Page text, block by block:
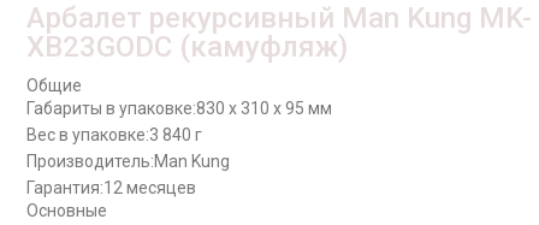
Арбалет рекурсивный Man Kung MK-
XB23GODC (камуфляж)
Общие
Габариты в упаковке:830 x 310 x 95 мм
Вес в упаковке:3 840 г
Производитель:Man Kung
Гарантия:12 месяцев
Основные